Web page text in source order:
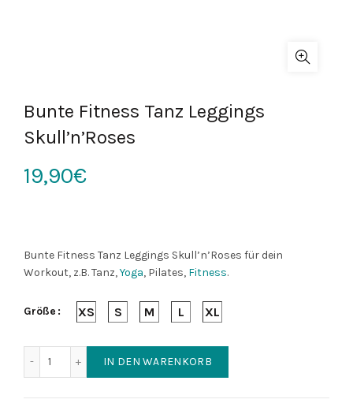
Bunte Fitness Tanz Leggings
Skull’n’Roses
19,90€
Bunte Fitness Tanz Leggings Skull’n’Roses für dein
Workout, z.B. Tanz,Yoga, Pilates, Fitness.
Größe XS S M L XL
IN DEN WARENKORB